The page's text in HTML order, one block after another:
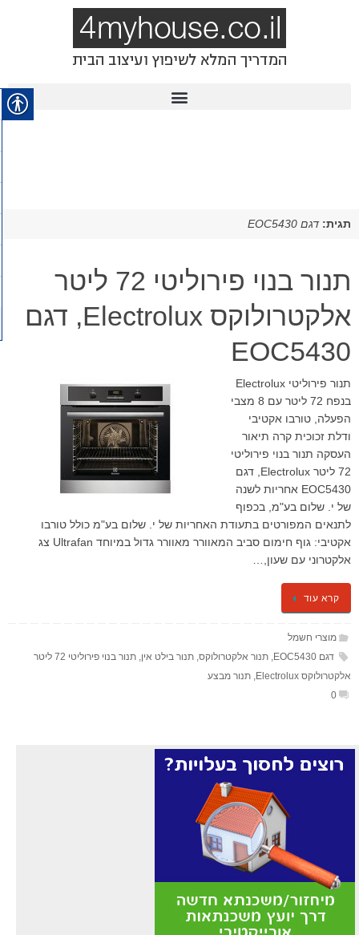
תגית:דגם EOC5430
​תנור בנוי פירוליטי 72 ליטר
אלקטרולוקס Electrolux, דגם
EOC5430
תנור פירוליטי Electrolux
בנפח 72 ליטר עם 8 מצבי
הפעלה, טורבו אקטיבי
ודלת זכוכית קרה תיאור
העסקה תנור בנוי פירוליטי
72 ליטר Electrolux, דגם
EOC5430 אחריות לשנה
של י. שלום בע"מ, בכפוף
לתנאים המפורטים בתעודת האחריות של י. שלום בע"מ כולל טורבו
אקטיבי: גוף חימום סביב המאוורר מאוורר גדול במיוחד Ultrafan צג
אלקטרוני עם שעון,…
קרא עוד
מוצרי חשמל
דגם EOC5430
תנור אלקטרולוקס, תנור בילט אין
​תנור בנוי פירוליטי 72 ליטר
אלקטרולוקס Electrolux
תנור מבצע
0